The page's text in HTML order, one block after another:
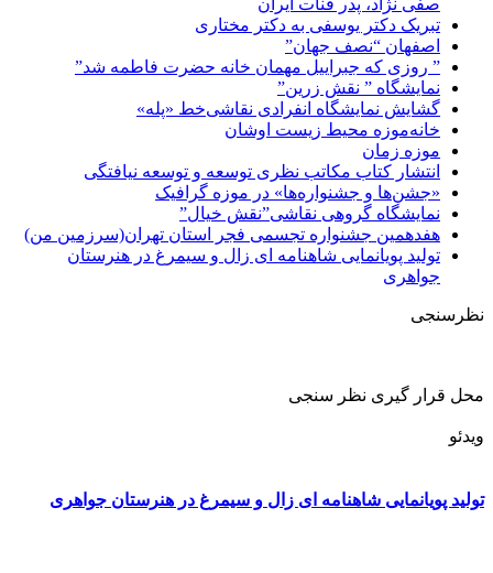
تبریک دکتر یوسفی به دکتر مختاری
اصفهان “نصف جهان”
” روزی که جبراییل مهمان خانه حضرت فاطمه شد”
نمایشگاه ” نقش زرین”
گشایش نمایشگاه انفرادی نقاشی‌خط «پله»
خانه‌موزه محیط‌ زیست اوشان
موزه زمان
انتشار کتاب مکاتب نظری توسعه و توسعه نیافتگی
«جشن‌ها و جشنواره‌ها» در موزه گرافیک
نمایشگاه گروهی نقاشی”نقش خیال”
هفدهمین جشنواره تجسمی فجر استان تهران(سرزمین من)
تولید پویانمایی شاهنامه ای زال و سیمرغ در هنرستان
جواهری
نظرسنجی
محل قرار گیری نظر سنجی
ویدئو
تولید پویانمایی شاهنامه ای زال و سیمرغ در هنرستان جواهری